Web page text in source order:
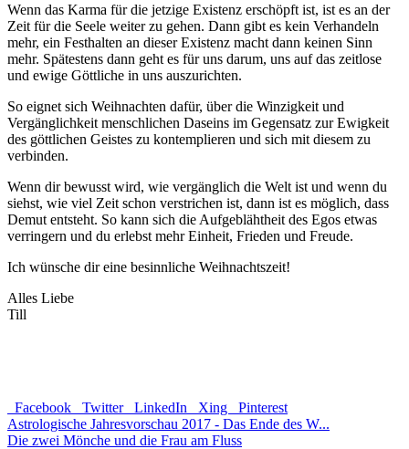
Wenn das Karma für die jetzige Existenz erschöpft ist, ist es an der
Zeit für die Seele weiter zu gehen. Dann gibt es kein Verhandeln
mehr, ein Festhalten an dieser Existenz macht dann keinen Sinn
mehr. Spätestens dann geht es für uns darum, uns auf das zeitlose
und ewige Göttliche in uns auszurichten.
So eignet sich Weihnachten dafür, über die Winzigkeit und
Vergänglichkeit menschlichen Daseins im Gegensatz zur Ewigkeit
des göttlichen Geistes zu kontemplieren und sich mit diesem zu
verbinden.
Wenn dir bewusst wird, wie vergänglich die Welt ist und wenn du
siehst, wie viel Zeit schon verstrichen ist, dann ist es möglich, dass
Demut entsteht. So kann sich die Aufgeblähtheit des Egos etwas
verringern und du erlebst mehr Einheit, Frieden und Freude.
Ich wünsche dir eine besinnliche Weihnachtszeit!
Alles Liebe
Till
Facebook Twitter LinkedIn Xing
Pinterest
Astrologische Jahresvorschau 2017 - Das Ende des W...
Die zwei Mönche und die Frau am Fluss